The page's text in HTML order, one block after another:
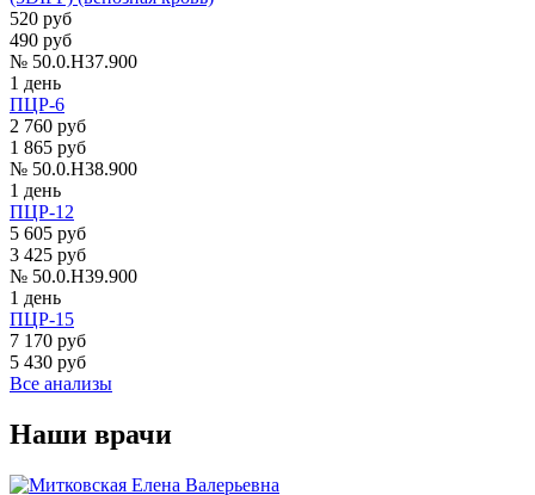
520 руб
490 руб
№ 50.0.H37.900
1 день
ПЦР-6
2 760 руб
1 865 руб
№ 50.0.H38.900
1 день
ПЦР-12
5 605 руб
3 425 руб
№ 50.0.H39.900
1 день
ПЦР-15
7 170 руб
5 430 руб
Все анализы
Наши врачи